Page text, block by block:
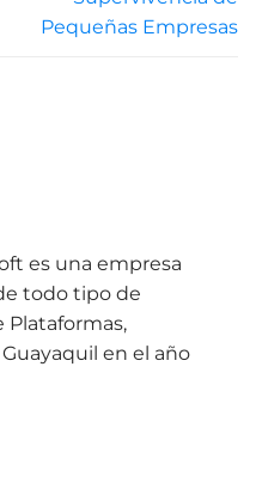
Pequeñas Empresas
es una empresa
todo tipo de
Plataformas,
en el año